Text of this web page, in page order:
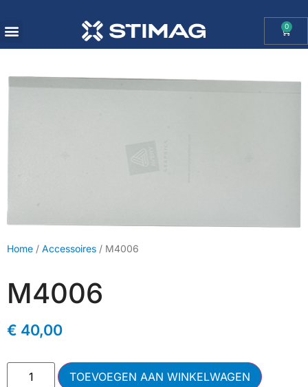
0
Home / Accessoires / M4006
M4006
€ 40,00
TOEVOEGEN AAN WINKELWAGEN